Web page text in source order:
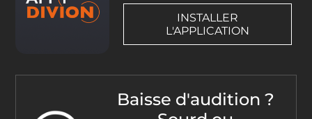
INSTALLER
L'APPLICATION
Baisse d'audition ?